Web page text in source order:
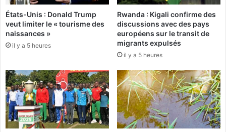
c
i
a
l
r
l
a
q
u
e
a
n
c
e
n
p
r
e
m
États-Unis : Donald Trump
veut limiter le « tourisme des
naissances »
il y a 5 heures
Rwanda : Kigali confirme des
discussions avec des pays
européens sur le transit de
migrants expulsés
il y a 5 heures